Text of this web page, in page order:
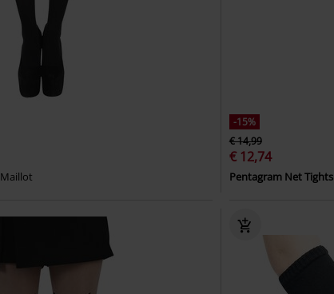
Maillot
-15%
€ 14,99
€ 12,74
Pentagram Net Tights